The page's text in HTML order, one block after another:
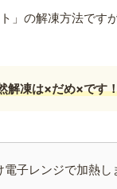
」の解凍方法ですが
解凍は×だめ×です
電子レンジで加熱し